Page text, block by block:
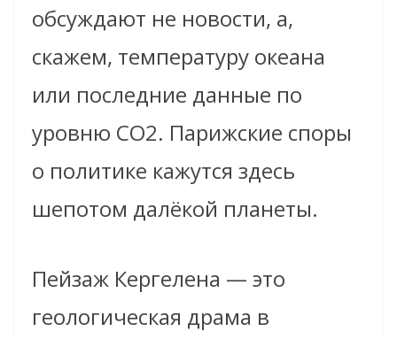
обсуждают не новости, а,
скажем, температуру океана
или последние данные по
уровню СО2. Парижские споры
о политике кажутся здесь
шепотом далёкой планеты.
Пейзаж Кергелена — это
геологическая драма в